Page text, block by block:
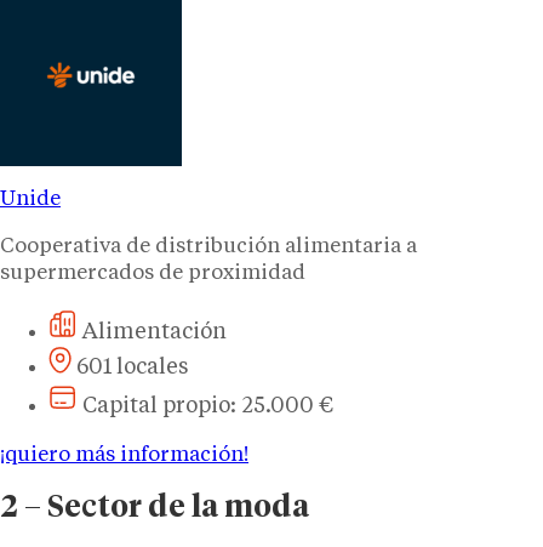
Unide
Cooperativa de distribución alimentaria a
supermercados de proximidad
Alimentación
601 locales
Capital propio: 25.000 €
¡quiero más información!
2 – Sector de la moda